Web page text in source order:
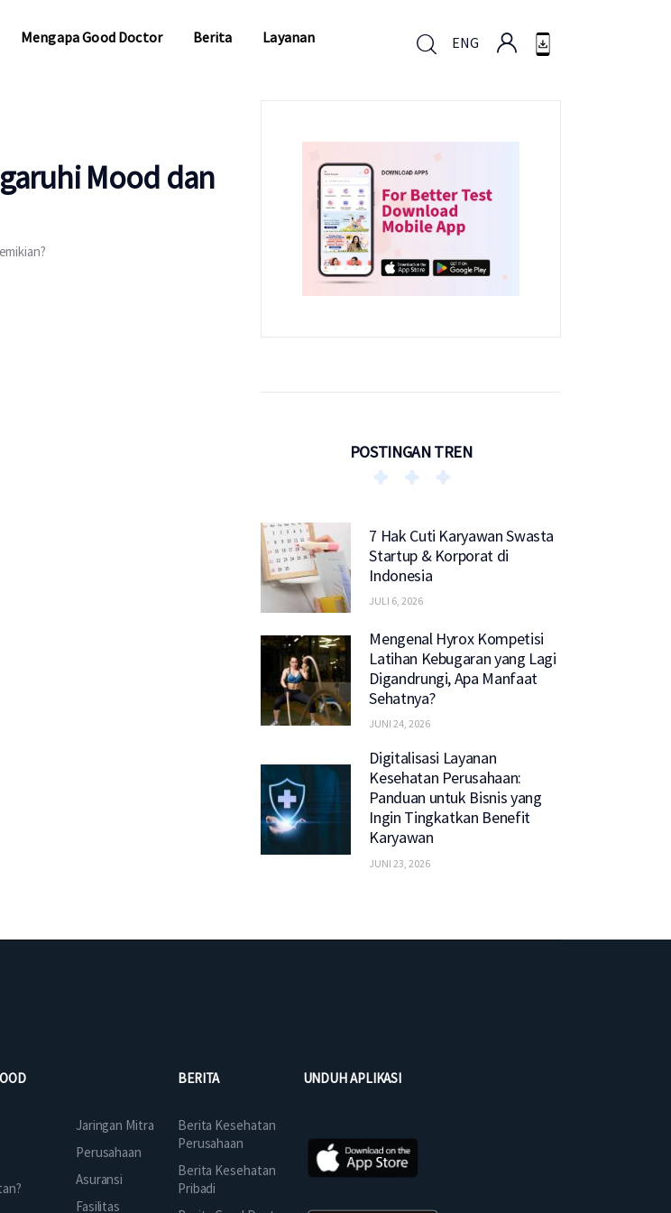
Mengapa Good Doctor Berita Layanan ENG
Mood dan
POSTINGAN TREN
7 Hak Cuti Karyawan Swasta
Startup & Korporat di
Indonesia
JULI 6, 2026
Mengenal Hyrox Kompetisi
Latihan Kebugaran yang Lagi
Digandrungi, Apa Manfaat
Sehatnya?
JUNI 24, 2026
Digitalisasi Layanan
Kesehatan Perusahaan:
Panduan untuk Bisnis yang
Ingin Tingkatkan Benefit
Karyawan
JUNI 23, 2026
Jaringan Mitra
Perusahaan
Asuransi
Fasilitas
BERITA
Berita Kesehatan
Perusahaan
Berita Kesehatan
Pribadi
UNDUH APLIKASI